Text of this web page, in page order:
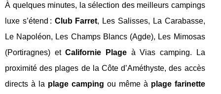
À quelques minutes, la sélection des meilleurs campings
luxe s’étend : Club Farret, Les Salisses, La Carabasse,
Le Napoléon, Les Champs Blancs (Agde), Les Mimosas
(Portiragnes) etCalifornie Plageà Vias camping. La
proximité des plages de la Côte d’Améthyste, des accès
directs à la plage camping ou même à plage farinette